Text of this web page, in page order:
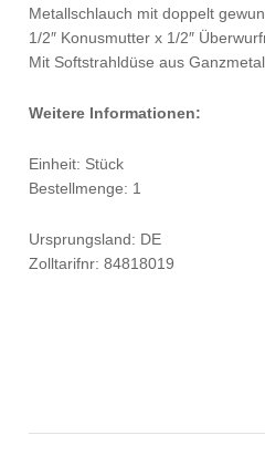
Metallschlauch mit doppelt
1/2″ Konusmutter x 1/2″
Mit Softstrahldüse aus
Weitere Informationen:
Einheit: Stück
Bestellmenge: 1
Ursprungsland: DE
Zolltarifnr: 84818019